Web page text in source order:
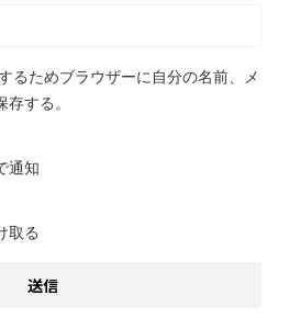
るためブラウザーに自分の名前、メ
する。
通知
取る